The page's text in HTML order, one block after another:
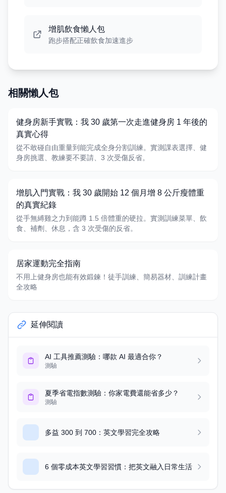
增肌飲食懶人包
跑步搭配正確飲食加速進步
相關懶人包
健身房新手實戰：我 30 歲第一次走進健身房 1 年後的
真實心得
從不敢碰自由重量到能完成全身分割訓練。實測課表選擇、健
身房挑選、教練要不要請、3 次受傷反省。
增肌入門實戰：我 30 歲開始 12 個月增 8 公斤瘦體重
的真實紀錄
從手無縛雞之力到能蹲 1.5 倍體重的硬拉。實測訓練菜單、飲
食、補劑、休息，含 3 次受傷的反省。
居家運動完全指南
不用上健身房也能有效鍛鍊！徒手訓練、簡易器材、訓練計畫
全攻略
延伸閱讀
AI 工具推薦測驗：哪款 AI 最適合你？
測驗
夏季省電指數測驗：你家電費還能省多少？
測驗
多益 300 到 700：英文學習完全攻略
6 個零成本英文學習習慣：把英文融入日常生活